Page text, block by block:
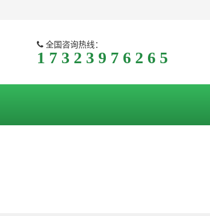
全国咨询热线：
1 7 3 2 3 9 7 6 2 6 5